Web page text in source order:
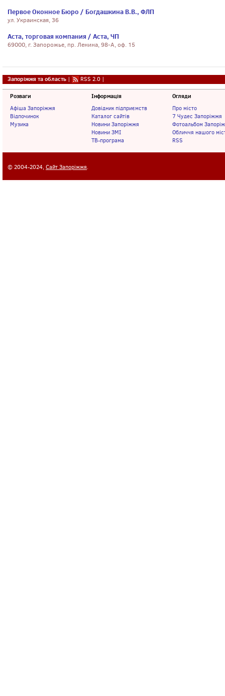
Первое Оконное Бюро / Богдашкина В.В., ФЛП
ул. Украинская, 36
Аста, торговая компания / Аста, ЧП
69000, г. Запорожье, пр. Ленина, 98-А, оф. 15
Запоріжжя та область | RSS 2.0 |
Розваги
Афіша Запоріжжя
Відпочинок
Музика
Інформація
Довідник підприємств
Каталог сайтів
Новини Запоріжжя
Новини ЗМІ
ТВ-програма
Огляди
Про місто
7 Чудес Запоріжжя
Фотоальбом
Обличчя нашого
RSS
© 2004-2024, Сайт Запоріжжя.